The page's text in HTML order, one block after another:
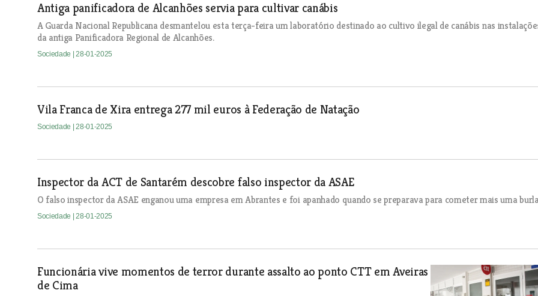
Antiga panificadora de Alcanhões servia para cultivar canábis
A Guarda Nacional Republicana desmantelou esta terça-feira um laboratório destinado ao cultivo ilegal de canábis nas
da antiga Panificadora Regional de Alcanhões.
Sociedade | 28-01-2025
Vila Franca de Xira entrega 277 mil euros à Federação de Natação
Sociedade | 28-01-2025
Inspector da ACT de Santarém descobre falso inspector da ASAE
O falso inspector da ASAE enganou uma empresa em Abrantes e foi apanhado quando se preparava para cometer mais uma
Sociedade | 28-01-2025
Funcionária vive momentos de terror durante assalto ao ponto CTT em Aveiras
de Cima